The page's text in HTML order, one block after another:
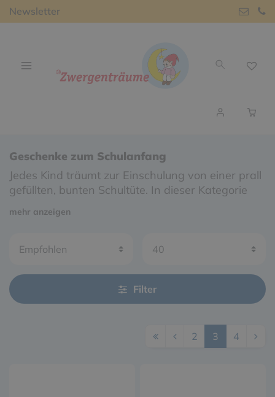
Newsletter
Geschenke zum Schulanfang
Jedes Kind träumt zur Einschulung von einer prall
gefüllten, bunten Schultüte. In dieser Kategorie
Erstklässler sowie kleine Schultüten für
zwischen den schönsten Geschenken stöbern,
mehr anzeigen
Filter
2 3 4